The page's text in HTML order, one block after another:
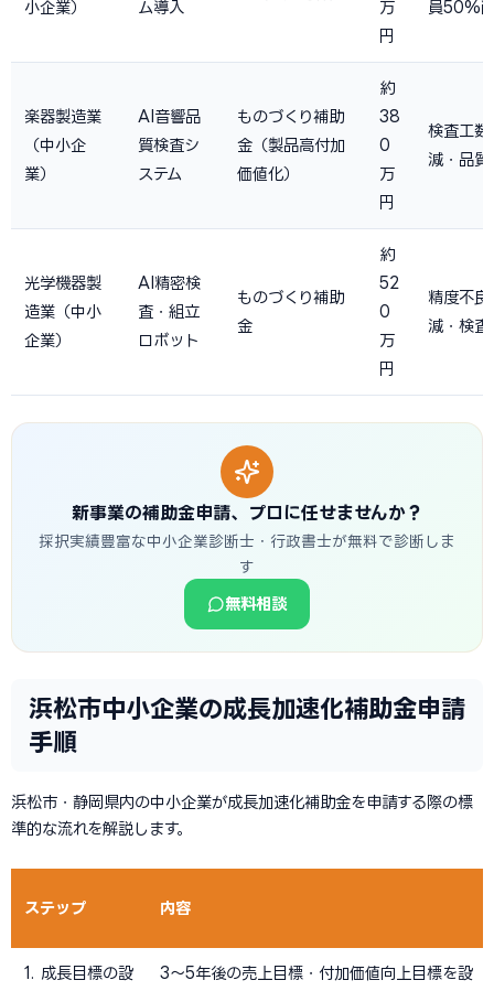
小企業） ム導入
万
円
員50%
楽器製造業
（中小企
業）
AI音響品
質検査シ
ステム
ものづくり補助
金（製品高付加
価値化）
約
38
0
万
円
検査工
減・品質
光学機器製
造業（中小
企業）
AI精密検
査・組立
ロボット
ものづくり補助
金
約
52
0
万
円
精度不
減・検
新事業の補助金申請、プロに任せませんか？
採択実績豊富な中小企業診断士・行政書士が無料で診断しま
す
無料相談
浜松市中小企業の成長加速化補助金申請
手順
浜松市・静岡県内の中小企業が成長加速化補助金を申請する際の標
準的な流れを解説します。
ステップ 内容
1. 成長目標の設
3〜5年後の売上目標・付加価値向上目標を設